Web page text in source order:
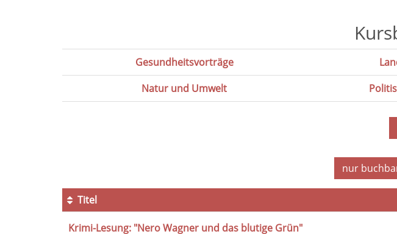
Gesellschaft,
Umwelt
Gesundheitsvorträge
Natur und Umwelt
nur
Tabellenüberschriften
Titel
Krimi-Lesung: "Nero Wagner und das blutige Grün"